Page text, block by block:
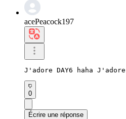
acePeacock197
J'adore DAY6 haha ​​J'adore
0
Écrire une réponse